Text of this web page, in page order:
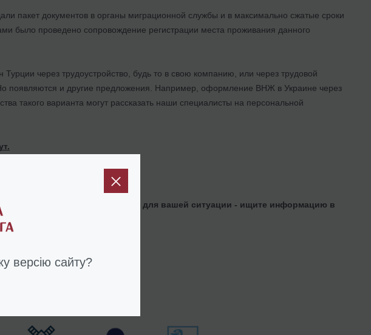
пакет документов в органы миграционной службы и в максимально сжатые сроки
было проведено сопровождение регистрации места проживания данного
через трудоустройство, будь то в свою компанию, или через трудовой
появляются и другие предложения. Например, оформление ВНЖ в Украине через
такого варианта могут рассказать наши специалисты на персональной
основании подойдет именно для вашей ситуации - ищите информацию в
версію сайту?